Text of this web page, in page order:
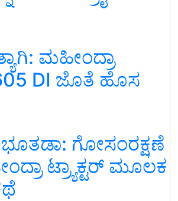
ಮಹೀಂದ್ರಾ
DI ಜೊತೆ ಹೊಸ
ಗೋಸಂರಕ್ಷಣೆ
ಟ್ರ್ಯಾಕ್ಟರ್ ಮೂಲಕ